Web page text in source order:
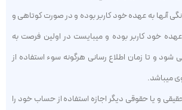
آنها به عهده خود کاربر بوده و در صورت کوتاهی و
خود کاربر بوده و میبایست در اولین فرصت به
شود و تا زمان اطلاع رسانی هرگونه سوء استفاده از
میباشد.
حقیقی و یا حقوقی دیگر اجازه استفاده از حساب خود را